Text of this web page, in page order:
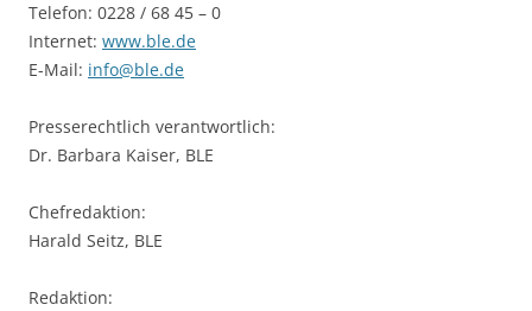
Telefon: 0228 / 68 45 – 0
Internet: www.ble.de
E-Mail: info@ble.de
Presserechtlich verantwortlich:
Dr. Barbara Kaiser, BLE
Chefredaktion:
Harald Seitz, BLE
Redaktion: